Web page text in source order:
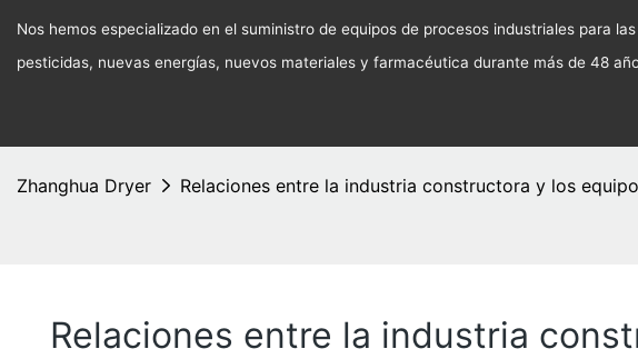
Nos hemos especializado en el suministro de equipos de procesos industriales para
pesticidas, nuevas energías, nuevos materiales y farmacéutica durante más de 48
Zhanghua Dryer Relaciones entre la industria constructora y los
Relaciones entre la industria